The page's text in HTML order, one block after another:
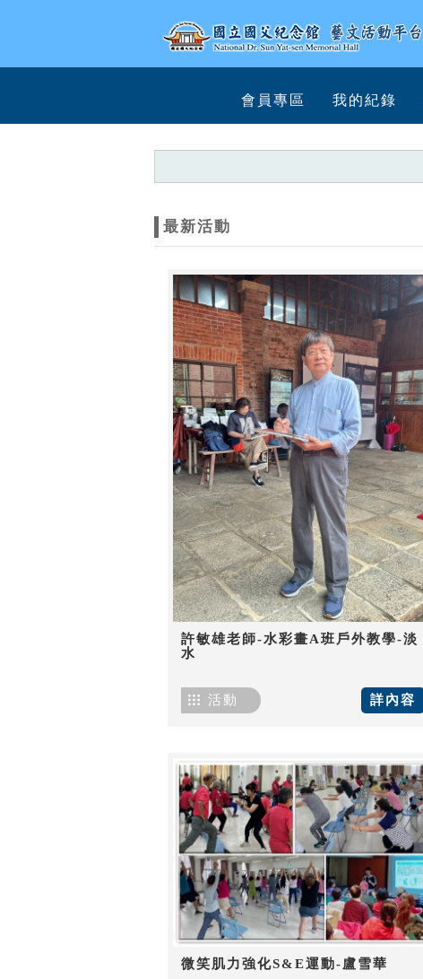
會員專區 我的紀錄
最新活動
許敏雄老師-水彩畫A班戶外教學-淡
水
詳內容
活動
微笑肌力強化S&E運動-盧雪華